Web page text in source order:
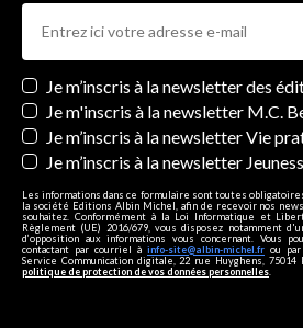
Newsletters
Je m’inscris à la newsletter des
Je m'inscris à la newsletter M.C.
Je m’inscris à la newsletter Vie
Je m’inscris à la newsletter
Les informations dans ce formulaire sont toutes
la société Editions Albin Michel, afin de recevoir nos
souhaitez. Conformément à la Loi Informatique et
Règlement (UE) 2016/679, vous disposez notamment
d’opposition aux informations vous concernant. Vous
contactant par courriel à info-site@albin-michel.fr ou
Service Communication digitale, 22 rue Huyghens, 75014
politique de protection de vos données personnelles